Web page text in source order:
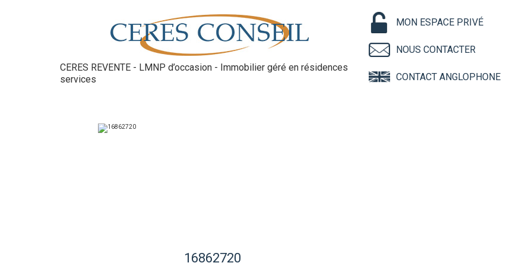
CERES REVENTE - LMNP d’occasion - Immobilier géré en résidences
services
MON ESPACE PRIVÉ
NOUS CONTACTER
CONTACT ANGLOPHONE
16862720